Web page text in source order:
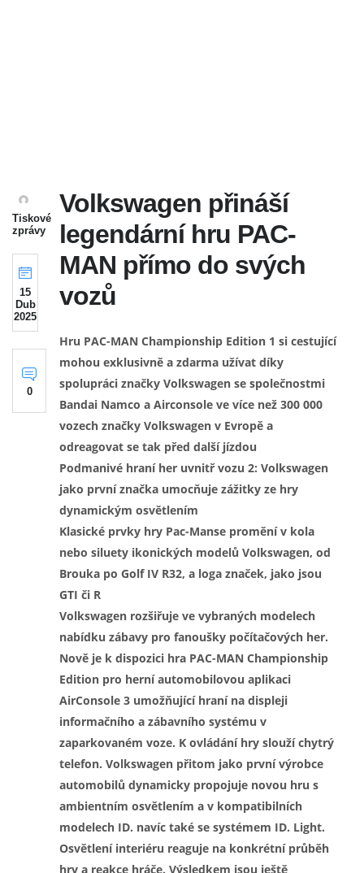
Tiskové
zprávy
15
Dub
2025
0
Volkswagen přináší
legendární hru PAC-
MAN přímo do svých
vozů
Hru PAC-MAN Championship Edition 1 si cestující
mohou exklusivně a zdarma užívat díky
spolupráci značky Volkswagen se společnostmi
Bandai Namco a Airconsole ve více než 300 000
vozech značky Volkswagen v Evropě a
odreagovat se tak před další jízdou
Podmanivé hraní her uvnitř vozu2: Volkswagen
jako první značka umocňuje zážitky ze hry
dynamickým osvětlením
Klasické prvky hry Pac-Manse promění v kola
nebo siluety ikonických modelů Volkswagen, od
Brouka po Golf IV R32, a loga značek, jako jsou
GTI či R
Volkswagen rozšiřuje ve vybraných modelech
nabídku zábavy pro fanoušky počítačových her.
Nově je k dispozici hra PAC-MAN Championship
Edition pro herní automobilovou aplikaci
AirConsole3 umožňující hraní na displeji
informačního a zábavního systému v
zaparkovaném voze. K ovládání hry slouží chytrý
telefon. Volkswagen přitom jako první výrobce
automobilů dynamicky propojuje novou hru s
ambientním osvětlením a v kompatibilních
modelech ID. navíc také se systémem ID. Light.
Osvětlení interiéru reaguje na konkrétní průběh
hry a reakce hráče. Výsledkem jsou ještě